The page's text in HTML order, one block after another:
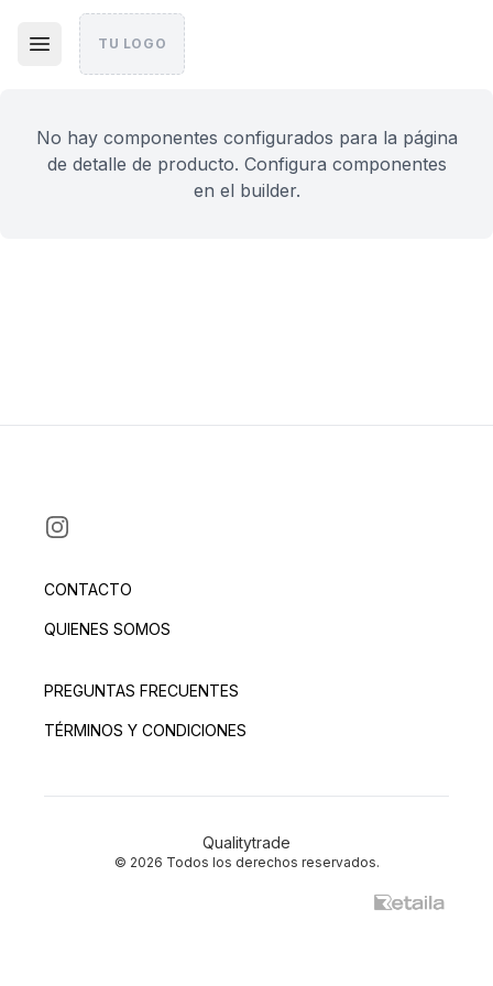
TU LOGO
No hay componentes configurados para la página
de detalle de producto. Configura componentes
en el builder.
INSTAGRAM
CONTACTO
QUIENES SOMOS
PREGUNTAS FRECUENTES
TÉRMINOS Y CONDICIONES
Qualitytrade
© 2026 Todos los derechos reservados.